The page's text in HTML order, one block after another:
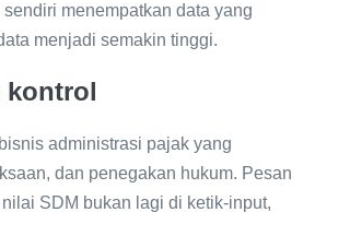
menempatkan data yang
menjadi semakin tinggi.
kontrol
administrasi pajak yang
dan penegakan hukum. Pesan
SDM bukan lagi di ketik-input,